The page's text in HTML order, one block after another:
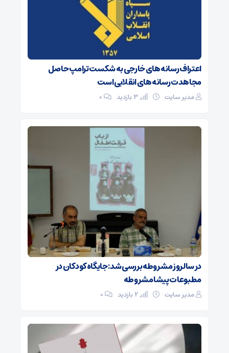
اعتراف رسانه‌های خارجی به شکست ترامپ حاصل
مجاهدت رسانه‌های انقلابی است
مدیر سایت ۰
در سالروز مشروطه بررسی شد: جایگاه کودکان در
مطبوعات پیشامشروطه
مدیر سایت ۰